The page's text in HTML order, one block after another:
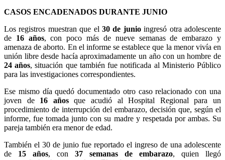
CASOS ENCADENADOS DURANTE JUNIO
Los registros muestran que el 30 de junioingresó otra adolescente
de 16 años, con poco más de nueve semanas de embarazo y
amenaza de aborto. En el informe se establece que la menor vivía en
unión libre desde hacía aproximadamente un año con un hombre de
24 años, situación que también fue notificada al Ministerio Público
para las investigaciones correspondientes.
Ese mismo día quedó documentado otro caso relacionado con una
joven de 16 añosque acudió al Hospital Regional para un
procedimiento de interrupción del embarazo, decisión que, según el
informe, fue tomada junto con su madre y respetada por ambas. Su
pareja también era menor de edad.
También el 30 de junio fue reportado el ingreso de una adolescente
de 15 años, con 37 semanas de embarazo, quien llegó